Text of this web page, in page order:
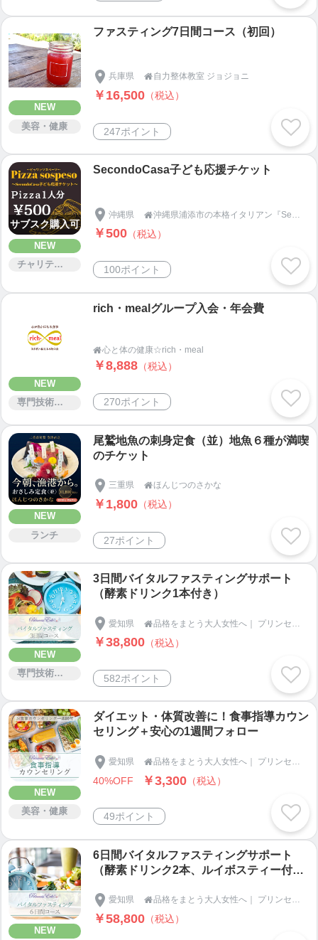
NEW
美容・健康
ファスティング7日間コース（初回）
兵庫県 自力整体教室 ジョジョニ
￥16,500 （税込）
247ポイント
サブスク購入可
NEW
チャリティー
SecondoCasa子ども応援チケット
沖縄県 
￥500 （税込）
100ポイント
NEW
専門技術サービス
rich・mealグループ入会・年会費
心と体の健康☆rich・meal
￥8,888 （税込）
270ポイント
NEW
ランチ
尾鷲地魚の刺身定食（並）地魚６種が満喫
のチケット
三重県 ほんじつのさかな
￥1,800 （税込）
27ポイント
NEW
専門技術サービス
3日間バイタルファスティングサポート
（酵素ドリンク1本付き）
愛知県 
￥38,800 （税込）
582ポイント
NEW
美容・健康
ダイエット・体質改善に！食事指導カウン
セリング＋安心の1週間フォロー
愛知県  品格をまとう大人女性へ｜ プリンセスエリー
40%OFF ￥3,300 （税込）
49ポイント
NEW
6日間バイタルファスティングサポート
（酵素ドリンク2本、ルイボスティー付
愛知県  品格をまとう大人女性へ｜ プリンセスエリー
￥58,800 （税込）